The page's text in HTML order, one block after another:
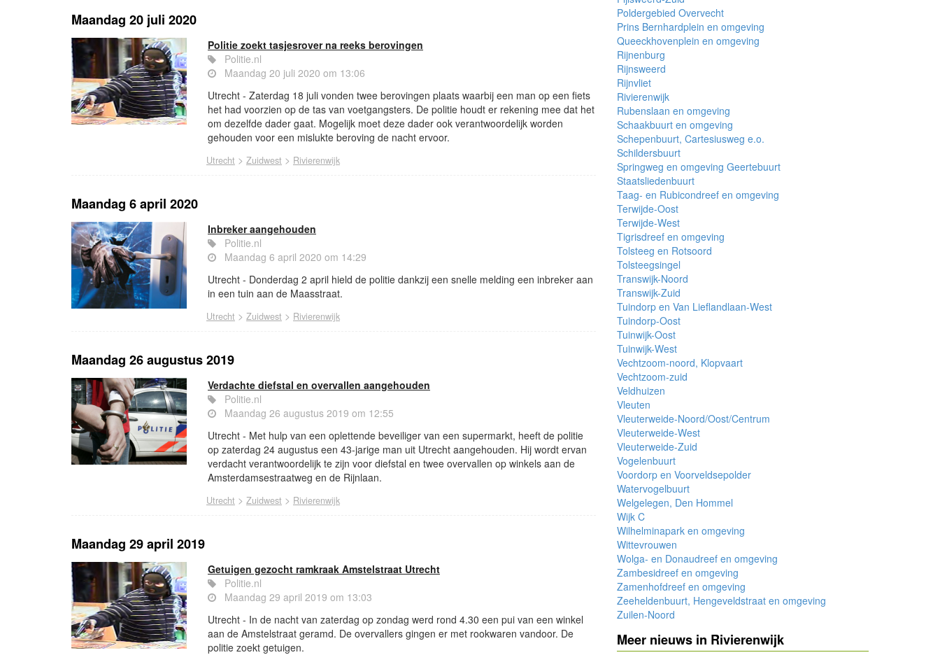
Maandag 20 juli 2020
Politie zoekt tasjesrover na reeks berovingen
Politie.nl
Maandag 20 juli 2020 om 13:06
Utrecht - Zaterdag 18 juli vonden twee berovingen plaats waarbij een man op een fiets
het had voorzien op de tas van voetgangsters. De politie houdt er rekening mee dat het
om dezelfde dader gaat. Mogelijk moet deze dader ook verantwoordelijk worden
gehouden voor een mislukte beroving de nacht ervoor.
Utrecht > Zuidwest > Rivierenwijk
Maandag 6 april 2020
Inbreker aangehouden
Politie.nl
Maandag 6 april 2020 om 14:29
Utrecht - Donderdag 2 april hield de politie dankzij een snelle melding een inbreker aan
in een tuin aan de Maasstraat.
Utrecht > Zuidwest > Rivierenwijk
Maandag 26 augustus 2019
Verdachte diefstal en overvallen aangehouden
Politie.nl
Maandag 26 augustus 2019 om 12:55
Utrecht - Met hulp van een oplettende beveiliger van een supermarkt, heeft de politie
op zaterdag 24 augustus een 43-jarige man uit Utrecht aangehouden. Hij wordt ervan
verdacht verantwoordelijk te zijn voor diefstal en twee overvallen op winkels aan de
Amsterdamsestraatweg en de Rijnlaan.
Utrecht > Zuidwest > Rivierenwijk
Maandag 29 april 2019
Getuigen gezocht ramkraak Amstelstraat Utrecht
Politie.nl
Maandag 29 april 2019 om 13:03
Utrecht - In de nacht van zaterdag op zondag werd rond 4.30 een pui van een winkel
aan de Amstelstraat geramd. De overvallers gingen er met rookwaren vandoor. De
politie zoekt getuigen.
Poldergebied Overvecht
Prins Bernhardplein en omgeving
Queeckhovenplein en omgeving
Rijnenburg
Rijnsweerd
Rijnvliet
Rivierenwijk
Rubenslaan en omgeving
Schaakbuurt en omgeving
Schepenbuurt, Cartesiusweg e.o.
Schildersbuurt
Springweg en omgeving Geertebuurt
Staatsliedenbuurt
Taag- en Rubicondreef en omgeving
Terwijde-Oost
Terwijde-West
Tigrisdreef en omgeving
Tolsteeg en Rotsoord
Tolsteegsingel
Transwijk-Noord
Transwijk-Zuid
Tuindorp en Van Lieflandlaan-West
Tuindorp-Oost
Tuinwijk-Oost
Tuinwijk-West
Vechtzoom-noord, Klopvaart
Vechtzoom-zuid
Veldhuizen
Vleuten
Vleuterweide-Noord/Oost/Centrum
Vleuterweide-West
Vleuterweide-Zuid
Vogelenbuurt
Voordorp en Voorveldsepolder
Watervogelbuurt
Welgelegen, Den Hommel
Wijk C
Wilhelminapark en omgeving
Wittevrouwen
Wolga- en Donaudreef en omgeving
Zambesidreef en omgeving
Zamenhofdreef en omgeving
Zeeheldenbuurt, Hengeveldstraat en omgeving
Zuilen-Noord
Meer nieuws in Rivierenwijk